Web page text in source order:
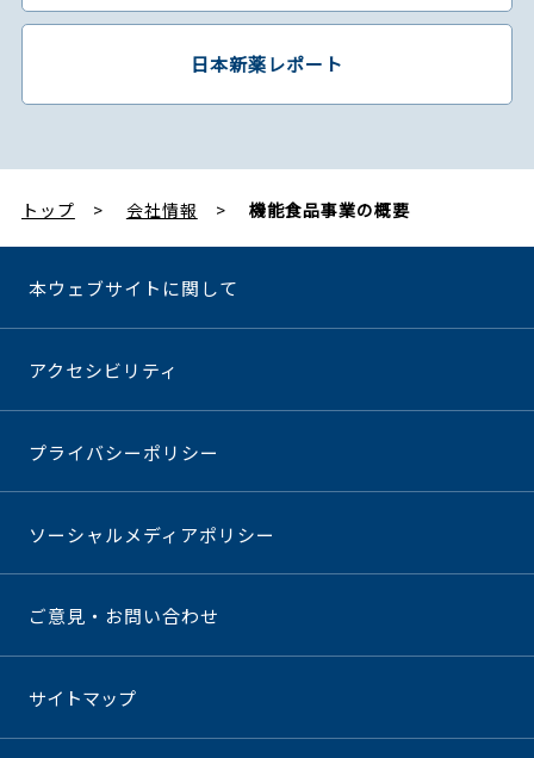
日本新薬レポート
トップ 会社情報 機能食品事業の概要
本ウェブサイトに関して
アクセシビリティ
プライバシーポリシー
ソーシャルメディアポリシー
ご意見・お問い合わせ
サイトマップ